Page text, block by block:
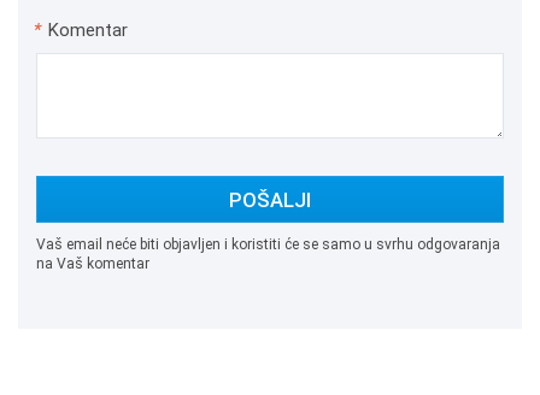
* Komentar
POŠALJI
Vaš email neće biti objavljen i koristiti će se samo u svrhu odgovaranja
na Vaš komentar